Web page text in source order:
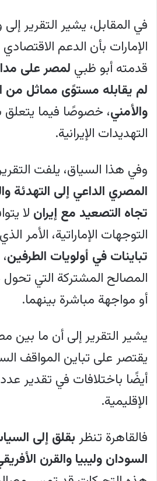
في المقابل، يشير التقرير
الإمارات بأن الدعم
قدمته أبو ظبي لمصر على
لم يقابله مستوًى مماثل من
والأمني، خصوصًا فيما يتعلق
التهديدات الإيرانية.
وفي هذا السياق، يلفت
المصري الداعي إلى التهدئة
تجاه التصعيد مع إيران لا
التوجهات الإماراتية، الأمر
تباينات في أولويات الطرفين
المصالح المشتركة التي
أو مواجهة مباشرة بينهما.
يشير التقرير إلى أن ما بين
يقتصر على تباين المواقف
أيضًا باختلافات في تقدير
الإقليمية.
فالقاهرة تنظر بقلق إلى
السودان وليبيا والقرن